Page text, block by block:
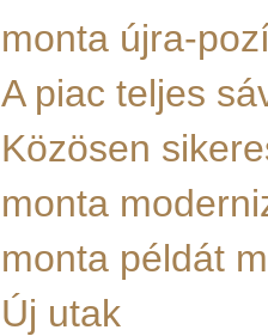
monta újra-
A piac teljes
Közösen
monta
monta példát
Új utak